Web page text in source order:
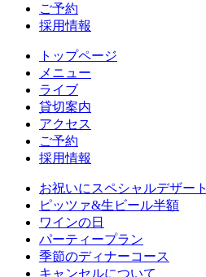
ご予約
採用情報
トップページ
メニュー
ライブ
貸切案内
アクセス
ご予約
採用情報
お祝いにスペシャルデザート
ピッツァ&生ビール半額
ワインの日
パーティープラン
季節のディナーコース
キャンセルについて